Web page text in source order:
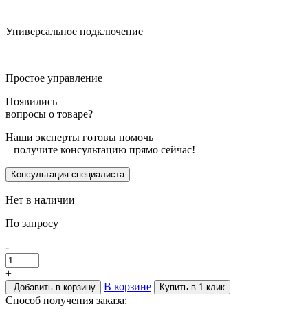
Универсальное подключение
Простое управление
Появились
вопросы о товаре?
Наши эксперты готовы помочь
– получите консультацию прямо сейчас!
Консультация специалиста
Нет в наличии
По запросу
-
+
Добавить в корзину В корзине Купить в 1 клик
Способ получения заказа: